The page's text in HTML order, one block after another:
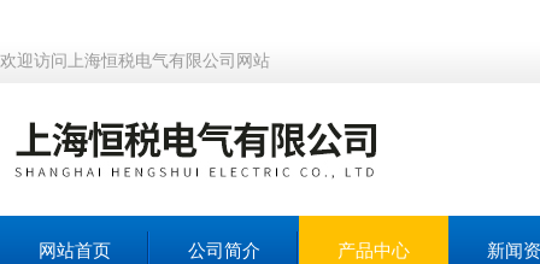
欢迎访问上海恒税电气有限公司网站
网站首页 公司简介 产品中心 新闻